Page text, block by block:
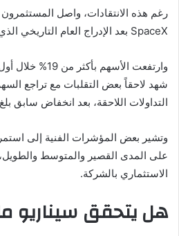
رغم هذه الانتقادات، واصل
SpaceX بعد الإدراج العام التاريخي الذي جمع نحو 75 مليار دولار.
وارتفعت الأسهم
التداولات اللاحقة، بعد انخفاض سابق بلغ 3.56%.
وتشير بعض المؤشرات الفنية إلى
على المدى القصير والمتوسط والطويل،
الاستثماري بالشركة.
هل يتحقق سيناريو